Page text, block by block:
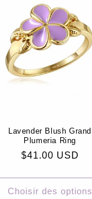
Lavender Blush Grand
Plumeria Ring
Prix
$41.00 USD
Choisir des options